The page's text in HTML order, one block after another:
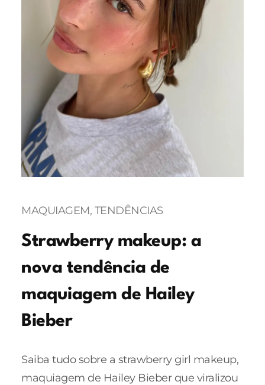
MAQUIAGEM, TENDÊNCIAS
Strawberry makeup: a
nova tendência de
maquiagem de Hailey
Bieber
Saiba tudo sobre a strawberry girl makeup,
maquiagem de Hailey Bieber que viralizou